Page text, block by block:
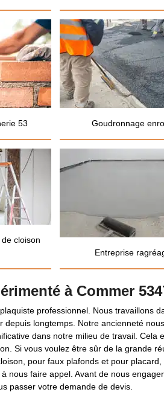
53 Goudronnage
cloison
Entreprise
à Commer
professionnel. Nous travaillons
depuis longtemps. Notre ancienneté
dans notre milieu de travail. Cela
Si vous voulez être sûr de la grande
pour faux plafonds et pour placard,
nous faire appel. Avant de nous
passer votre demande de devis.